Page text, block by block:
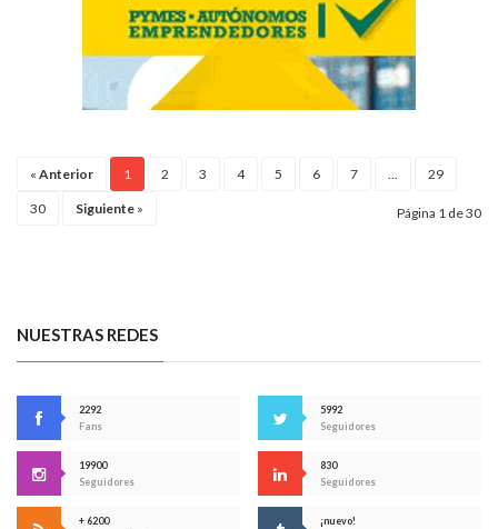
« Anterior 1 2 3 4 5 6 7 ... 29
30 Siguiente » Página 1 de 30
NUESTRAS REDES
2292
Fans
5992
Seguidores
19900
Seguidores
830
Seguidores
+ 6200
¡nuevo!